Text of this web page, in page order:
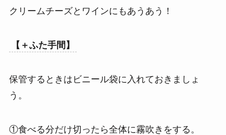
クリームチーズとワインにもあうあう！
【＋ふた手間】
保管するときはビニール袋に入れておきましょ
う。
①食べる分だけ切ったら全体に霧吹きをする。